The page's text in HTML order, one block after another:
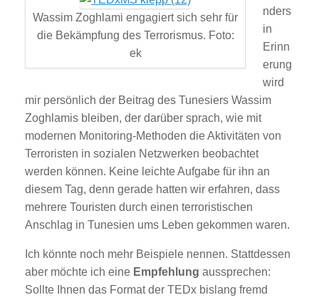
Wassim Zoghlami engagiert sich sehr für
die Bekämpfung des Terrorismus. Foto:
ek
nders
in
Erinn
erung
wird
mir persönlich der Beitrag des Tunesiers Wassim
Zoghlamis bleiben, der darüber sprach, wie mit
modernen Monitoring-Methoden die Aktivitäten von
Terroristen in sozialen Netzwerken beobachtet
werden können. Keine leichte Aufgabe für ihn an
diesem Tag, denn gerade hatten wir erfahren, dass
mehrere Touristen durch einen terroristischen
Anschlag in Tunesien ums Leben gekommen waren.
Ich könnte noch mehr Beispiele nennen. Stattdessen
aber möchte ich eine Empfehlung aussprechen:
Sollte Ihnen das Format der TEDx bislang fremd